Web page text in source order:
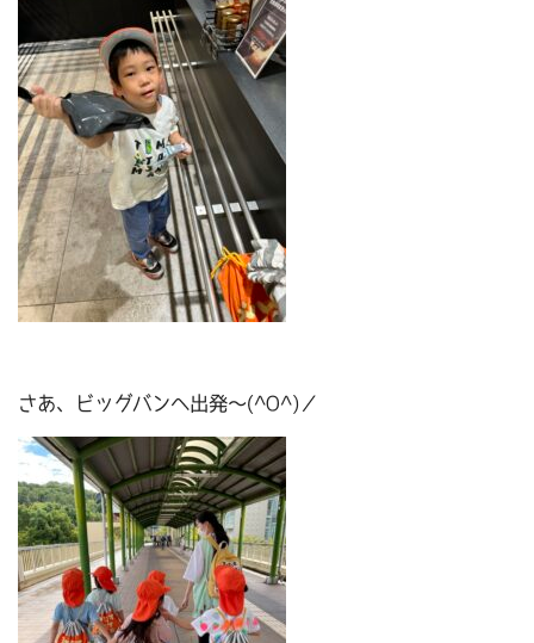
さあ、ビッグバンへ出発～(^O^)／